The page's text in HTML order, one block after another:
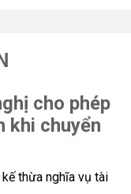
cho phép
khi chuyển